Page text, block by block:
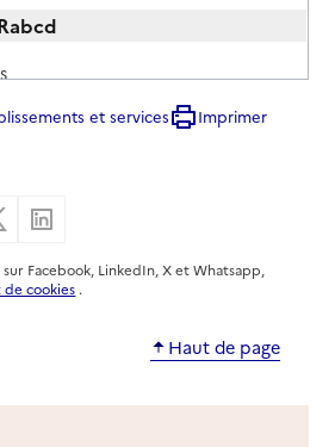
Boussole Aidants
Réhabilitation RESpiratoire
et services
Imprimer
emailsur Facebook
Partager sur X
Facebook, LinkedIn, X et Whatsapp,
cookies .
Haut de page